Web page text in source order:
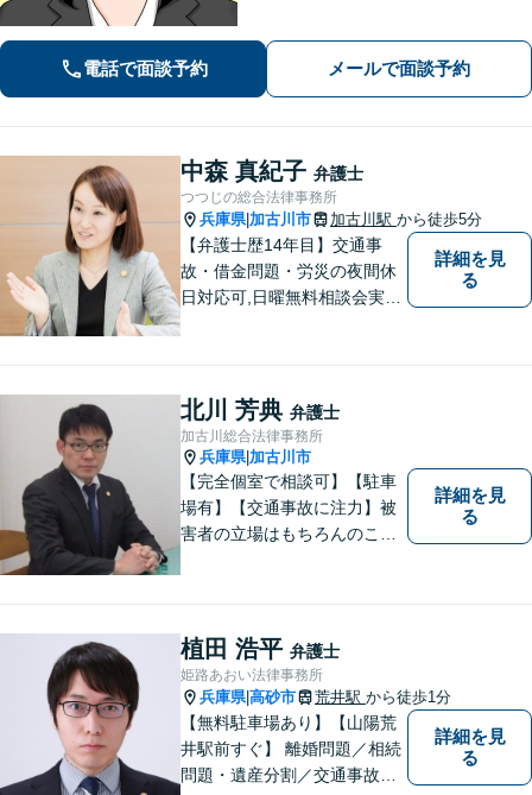
し、賃料請求、区分所有等）に関する
問題についてもご相談下さい。
電話で面談予約 メールで面談予約
中森 真紀子 弁護士
つつじの総合法律事務所
兵庫県|加古川市 加古川駅 から徒歩5分
【弁護士歴14年目】交通事
故・借金問題・労災の夜間休
日対応可,日曜無料相談会実施
詳細を見
る
北川 芳典 弁護士
加古川総合法律事務所
兵庫県|加古川市
【完全個室で相談可】【駐車
場有】【交通事故に注力】被
害者の立場はもちろんのこ
その経験の中で交通事故に関
する知識を研鑽して参りまし
た。依頼者様の立場に立って
親身に対応いたしますので、
ご相談ください。
詳細を見
る
植田 浩平 弁護士
姫路あおい法律事務所
兵庫県|高砂市 荒井駅 から徒歩1分
【無料駐車場あり】【山陽荒
井駅前すぐ】 離婚問題／相続
問題・遺産分割／交通事故／
詳細を見
る